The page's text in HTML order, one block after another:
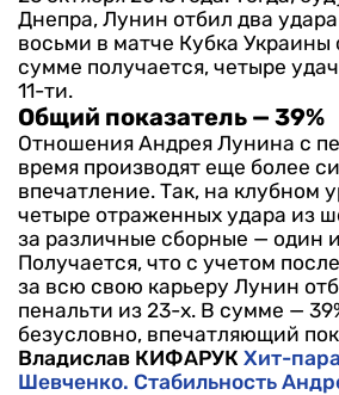
Днепра, Лунин отбил два
восьми в матче Кубка Украины
сумме получается, четыре
11-ти.
Общий показатель — 39%
Отношения Андрея Лунина с
время производят еще более
впечатление. Так, на клубном
четыре отраженных удара из
за различные сборные — один
Получается, что с учетом
за всю свою карьеру Лунин
пенальти из 23-х. В сумме —
безусловно, впечатляющий
Владислав КИФАРУК Хит-
Шевченко. Стабильность